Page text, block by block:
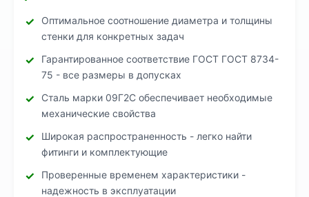
Оптимальное соотношение диаметра и толщины
стенки для конкретных задач
Гарантированное соответствие ГОСТ ГОСТ 8734-
75 - все размеры в допусках
Сталь марки 09Г2С обеспечивает необходимые
механические свойства
Широкая распространенность - легко найти
фитинги и комплектующие
Проверенные временем характеристики -
надежность в эксплуатации